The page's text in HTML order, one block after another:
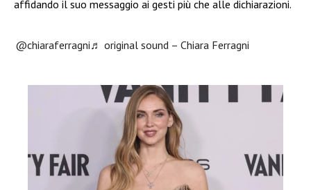
affidando il suo messaggio ai gesti più che alle dichiarazioni.
@chiaraferragni♬ original sound – Chiara Ferragni